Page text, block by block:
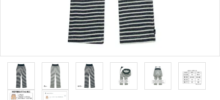
ACCOUNT MENU
meeting_room ログイン person 新規会員登録